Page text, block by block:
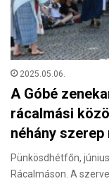
2025.05.06.
A Góbé
rácalmási
néhány szerep
Pünkösdhétfőn,
Rácalmáson. A